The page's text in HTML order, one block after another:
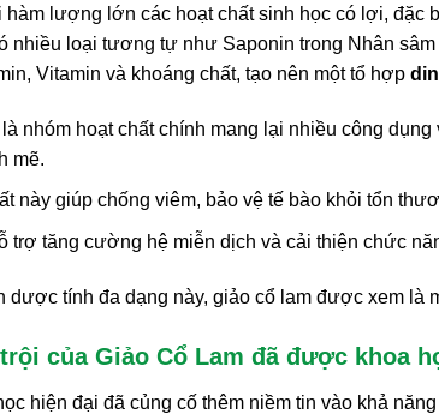
lượng lớn các hoạt chất sinh học có lợi, đặc
nhiều loại tương tự như Saponin trong Nhân
Vitamin và khoáng chất, tạo nên một tổ hợp
nhóm hoạt chất chính mang lại nhiều công
mẽ.
này giúp chống viêm, bảo vệ tế bào khỏi tổn
trợ tăng cường hệ miễn dịch và cải thiện chức
dược tính đa dạng này, giảo cổ lam được xem là
của Giảo Cổ Lam đã được khoa
hiện đại đã củng cố thêm niềm tin vào khả